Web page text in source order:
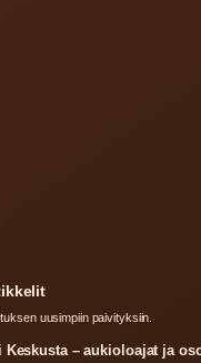
uusimpiin paivityksiin.
Keskusta – aukioloajat ja